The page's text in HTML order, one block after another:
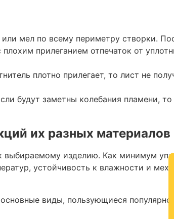
мел по всему периметру створки.
прилеганием отпечаток от
плотно прилегает, то лист не
будут заметны колебания пламени, то
их разных материалов
выбираемому изделию. Как минимум
устойчивость к влажности и
виды, пользующиеся